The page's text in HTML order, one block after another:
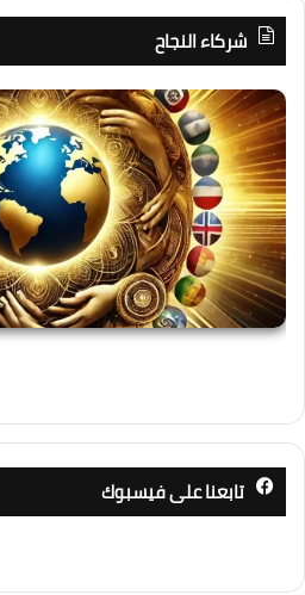
شركاء النجاح
تابعنا على فيسبوك